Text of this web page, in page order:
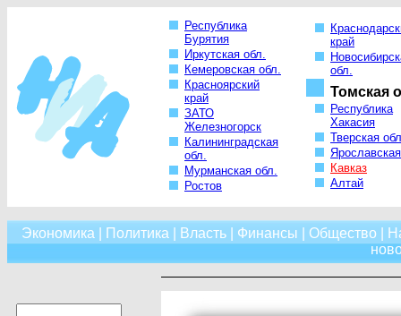
Республика
Бурятия
Иркутская обл.
Кемеровская обл.
Красноярский
край
ЗАТО
Железногорск
Калининградская
обл.
Мурманская обл.
Ростов
край
обл.
Томская
Республика
Хакасия
Тверская
Кавказ
Алтай
Экономика Политика Власть| Финансы Общество